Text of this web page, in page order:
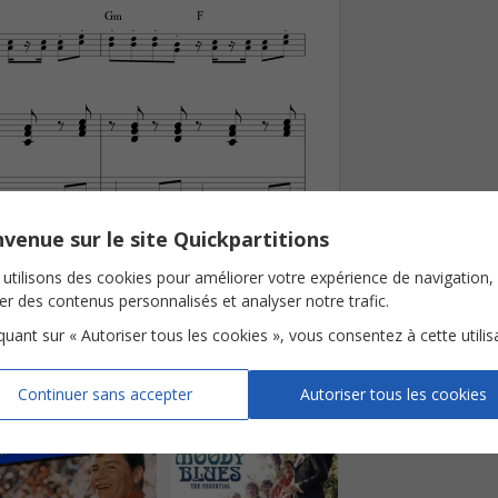
Leon-Andes
France. Droits Protégés
G‹
  F
    

  
 
 
 
 
 
 
  
  
 
 



  

  

  

  

  


       
sur le site Quickpartitions
des cookies pour améliorer votre expérience de navigation,
des contenus personnalisés et analyser notre trafic.
sur « Autoriser tous les cookies », vous consentez à cette
Continuer sans accepter Autoriser tous les cookies